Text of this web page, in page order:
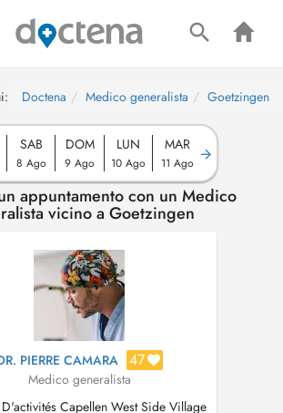
Doctena Medico generalista Goetzingen
SAB
8 Ago
DOM
9 Ago
LUN
10 Ago
MAR
11 Ago
appuntamento con un Medico
vicino a Goetzingen
PIERRE CAMARA 47
Medico generalista
Capellen West Side Village